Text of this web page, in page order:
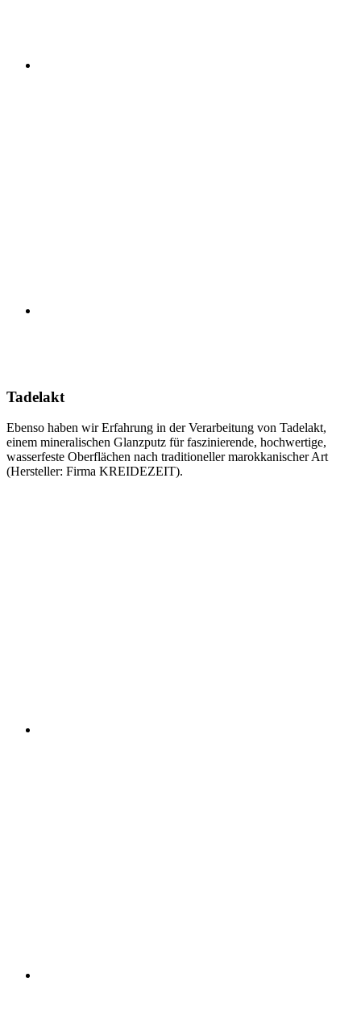
Tadelakt
Ebenso haben wir Erfahrung in der Verarbeitung von Tadelakt,
einem mineralischen Glanzputz für faszinierende, hochwertige,
wasserfeste Oberflächen nach traditioneller marokkanischer Art
(Hersteller: Firma KREIDEZEIT).